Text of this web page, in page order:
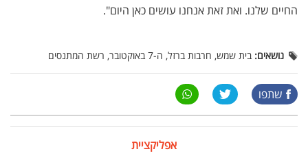
החיים שלנו. ואת זאת אנחנו עושים כאן היום".
נושאים: בית שמש, חרבות ברזל, ה-7 באוקטובר, רשת המתנסים
שתפו
אפליקציית